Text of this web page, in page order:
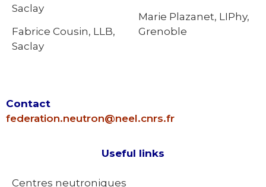
Saclay
Fabrice Cousin, LLB,
Saclay
Marie Plazanet, LIPhy,
Grenoble
Contact
federation.neutron@neel.cnrs.fr
Useful links
Centres neutroniques